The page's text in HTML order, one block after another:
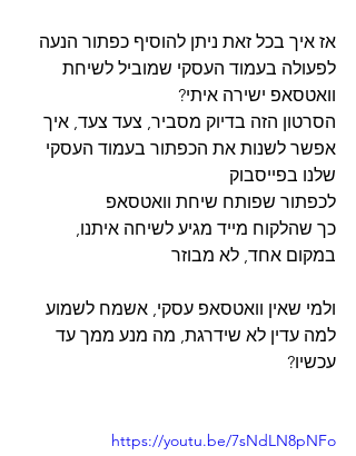
אז איך בכל זאת ניתן להוסיף כפתור הנעה
לפעולה בעמוד העסקי שמוביל לשיחת
וואטסאפ ישירה איתי?
הסרטון הזה בדיוק מסביר, צעד צעד, איך
אפשר לשנות את הכפתור בעמוד העסקי
שלנו בפייסבוק
לכפתור שפותח שיחת וואטסאפ
כך שהלקוח מייד מגיע לשיחה איתנו,
במקום אחד, לא מבוזר
ולמי שאין וואטסאפ עסקי, אשמח לשמוע
למה עדין לא שידרגת, מה מנע ממך עד
עכשיו?
https://youtu.be/7sNdLN8pNFo